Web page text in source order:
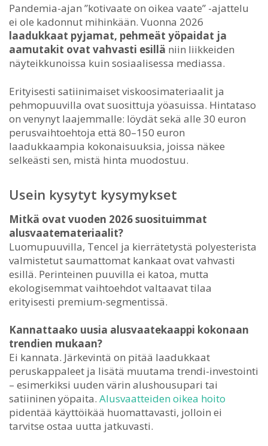
Pandemia-ajan ”kotivaate on oikea vaate” -ajattelu
ei ole kadonnut mihinkään. Vuonna 2026
laadukkaat pyjamat, pehmeät yöpaidat ja
aamutakit ovat vahvasti esillä niin liikkeiden
näyteikkunoissa kuin sosiaalisessa mediassa.
Erityisesti satiinimaiset viskoosimateriaalit ja
pehmopuuvilla ovat suosittuja yöasuissa. Hintataso
on venynyt laajemmalle: löydät sekä alle 30 euron
perusvaihtoehtoja että 80–150 euron
laadukkaampia kokonaisuuksia, joissa näkee
selkeästi sen, mistä hinta muodostuu.
Usein kysytyt kysymykset
Mitkä ovat vuoden 2026 suosituimmat
alusvaatemateriaalit?
Luomupuuvilla, Tencel ja kierrätetystä polyesterista
valmistetut saumattomat kankaat ovat vahvasti
esillä. Perinteinen puuvilla ei katoa, mutta
ekologisemmat vaihtoehdot valtaavat tilaa
erityisesti premium-segmentissä.
Kannattaako uusia alusvaatekaappi kokonaan
trendien mukaan?
Ei kannata. Järkevintä on pitää laadukkaat
peruskappaleet ja lisätä muutama trendi-investointi
– esimerkiksi uuden värin alushousupari tai
satiininen yöpaita. Alusvaatteiden oikea hoito
pidentää käyttöikää huomattavasti, jolloin ei
tarvitse ostaa uutta jatkuvasti.